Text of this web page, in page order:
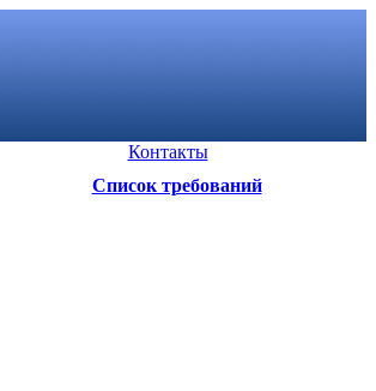
Контакты
Список требований